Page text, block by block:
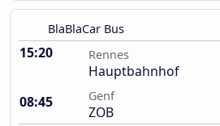
BlaBlaCar Bus
15:20 Rennes
Hauptbahnhof
08:45
Genf
ZOB